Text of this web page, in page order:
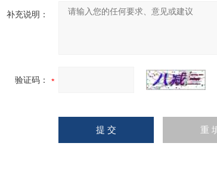
补充说明：
验证码：